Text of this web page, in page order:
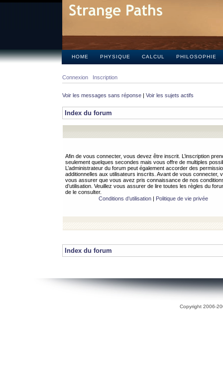
HOME PHYSIQUE CALCUL PHILOSOPHIE
Connexion Inscription
Voir les messages sans réponse | Voir les sujets actifs
Index du forum
Afin de vous connecter, vous devez être inscrit. L’inscription
seulement quelques secondes mais vous offre de multiples
L’administrateur du forum peut également accorder des
additionnelles aux utilisateurs inscrits. Avant de vous connecter,
vous assurer que vous avez pris connaissance de nos
d’utilisation. Veuillez vous assurer de lire toutes les règles du
de le consulter.
Conditions d’utilisation| Politique de vie privée
Index du forum
Copyright 2006-